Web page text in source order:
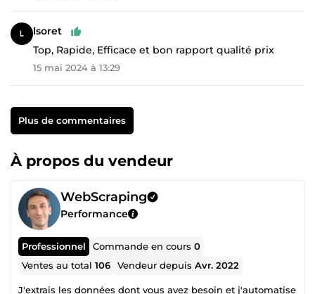
lsoret
Top, Rapide, Efficace et bon rapport qualité prix
15 mai 2024 à 13:29
Plus de commentaires
À propos du vendeur
WebScraping
Performance
Professionnel Commande en cours0
Ventes au total106 Vendeur depuisAvr. 2022
J'extrais les données dont vous avez besoin et j'automatise